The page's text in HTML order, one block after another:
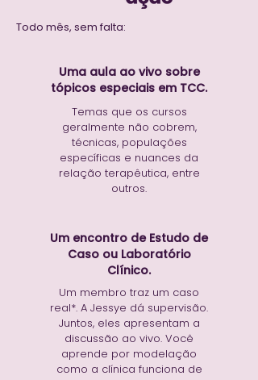
Todo mês, sem falta:
Uma aula ao vivo sobre
tópicos especiais em TCC.
Temas que os cursos
geralmente não cobrem,
técnicas, populações
específicas e nuances da
relação terapêutica, entre
outros.
Um encontro de Estudo de
Caso ou Laboratório
Clínico.
Um membro traz um caso
real*. A Jessye dá supervisão.
Juntos, eles apresentam a
discussão ao vivo. Você
aprende por modelação
como a clínica funciona de